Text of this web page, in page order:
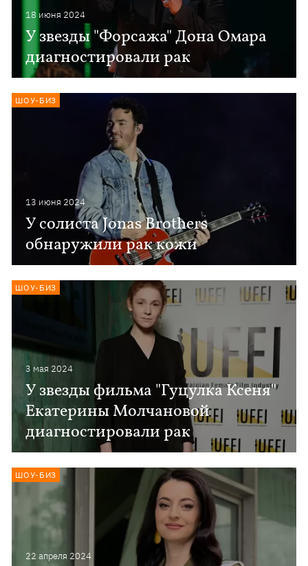
18 июня 2024
У звезды "Форсажа" Дона Омара
диагностировали рак
13 июня 2024
У солиста Jonas Brothers
обнаружили рак кожи
ШОУ-БИЗ
3 мая 2024
У звезды фильма "Гуцулка Ксеня"
Екатерины Молчановой
диагностировали рак
ШОУ-БИЗ
22 апреля 2024
ШОУ-БИЗ